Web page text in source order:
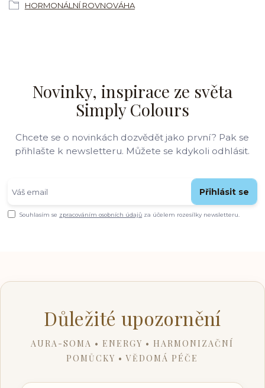
HORMONÁLNÍ ROVNOVÁHA
Novinky, inspirace ze světa
Simply Colours
Chcete se o novinkách dozvědět jako první? Pak se
přihlašte k newsletteru. Můžete se kdykoli odhlásit.
Přihlásit se
Souhlasím se zpracováním osobních údajů za účelem rozesílky newsletteru.
Důležité upozornění
AURA-SOMA • ENERGY • HARMONIZAČNÍ
POMŮCKY • VĚDOMÁ PÉČE